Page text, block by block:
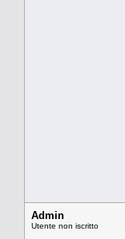
Admin
Utente non iscritto